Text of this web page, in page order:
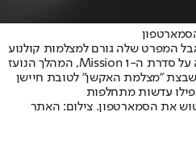
המפרט שלה גורם למצלמות קולנוע
מקצועיות להזיע • GoPro מכריזה על סדרת ה-Mission 1, המהלך הנועז
"מצלמת האקשן" לטובת חיישן
עדשות מתחלפות
את הסמארטפון. צילום: האתר